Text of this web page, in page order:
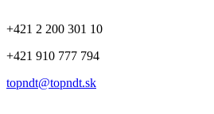
+421 2 200 301 10
+421 910 777 794
topndt@topndt.sk